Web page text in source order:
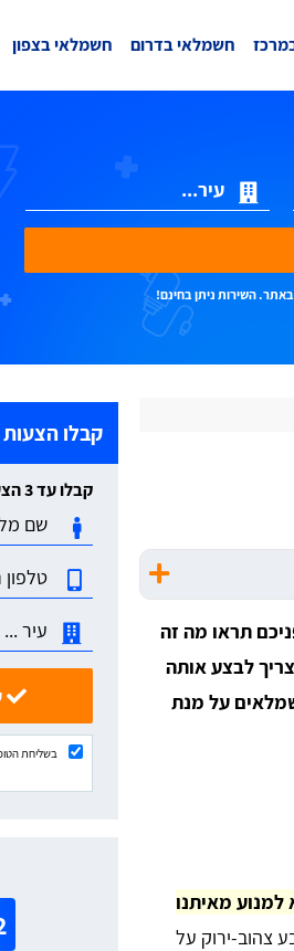
חשמלאי בדרום חשמלאי בצפון
השירות ניתן בחינם!
תראו מה זה
לבצע אותה
על מנת
מאיתנו
צהוב-ירוק על
קבלו
קבלו עד 3 הצעות מחיר חינם וללא התחייבות:
שלחו ונשוב אליכם בהקדם
בשליחת